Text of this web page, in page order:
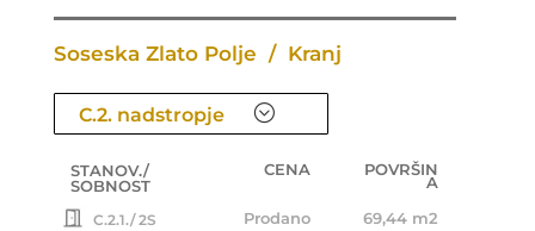
Soseska Zlato Polje / Kranj
C.2. nadstropje ;
C.1. nadstropje
C.3. nadstropje
STANOV./
SOBNOST
CENA POVRŠIN
A
C.2.1./ 2S Prodano 69,44 m2